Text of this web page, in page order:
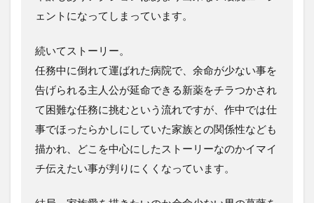
ェントになってしまっています。
続いてストーリー。
任務中に倒れて運ばれた病院で、余命が少ない事を
告げられる主人公が延命できる新薬をチラつかされ
て困難な任務に挑むという流れですが、作中では仕
事でほったらかしにしていた家族との関係性なども
描かれ、どこを中心にしたストーリーなのかイマイ
チ伝えたい事が判りにくくなっています。